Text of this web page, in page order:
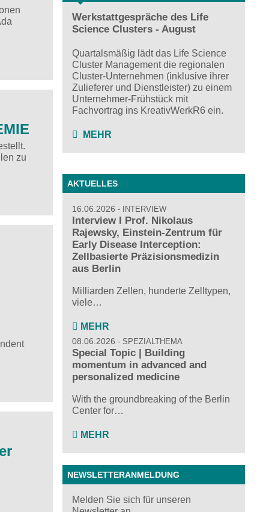
zu
Werkstattgespräche des Life
Science Clusters - August
Quartalsmäßig lädt das Life Science
Cluster Management die regionalen
Cluster-Unternehmen (inklusive ihrer
Zulieferer und Dienstleister) zu einem
Unternehmer-Frühstück mit
Fachvortrag ins KreativWerkR6 ein.
MEHR
AKTUELLES
16.06.2026 INTERVIEW
Interview I Prof. Nikolaus
Rajewsky, Einstein-Zentrum für
Early Disease Interception:
Zellbasierte Präzisionsmedizin
aus Berlin
Milliarden Zellen, hunderte Zelltypen,
viele…
MEHR
08.06.2026 SPEZIALTHEMA
Special Topic | Building
momentum in advanced and
personalized medicine
With the groundbreaking of the Berlin
Center for…
MEHR
NEWSLETTERANMELDUNG
Melden Sie sich für unseren